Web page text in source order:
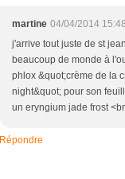
martine 04/04/2014 15:48
j'arrive tout juste de st
beaucoup de monde à
phlox &quot;crème de la
night&quot; pour son
un eryngium jade frost
Répondre